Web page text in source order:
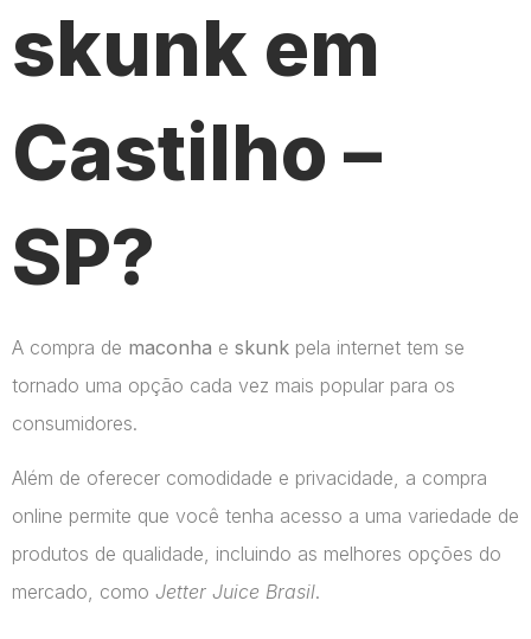
skunk em
Castilho –
SP?
A compra de maconha e skunk pela internet tem se
tornado uma opção cada vez mais popular para os
consumidores.
Além de oferecer comodidade e privacidade, a compra
online permite que você tenha acesso a uma variedade de
produtos de qualidade, incluindo as melhores opções do
mercado, como Jetter Juice Brasil.